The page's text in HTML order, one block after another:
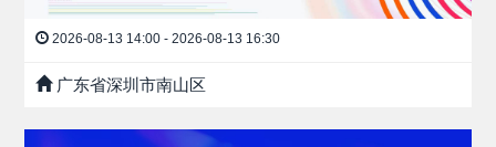
2026-08-13 14:00 - 2026-08-13 16:30
广东省深圳市南山区